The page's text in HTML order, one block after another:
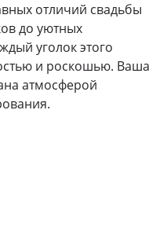
отличий свадьбы
до уютных
уголок этого
и роскошью. Ваша
атмосферой